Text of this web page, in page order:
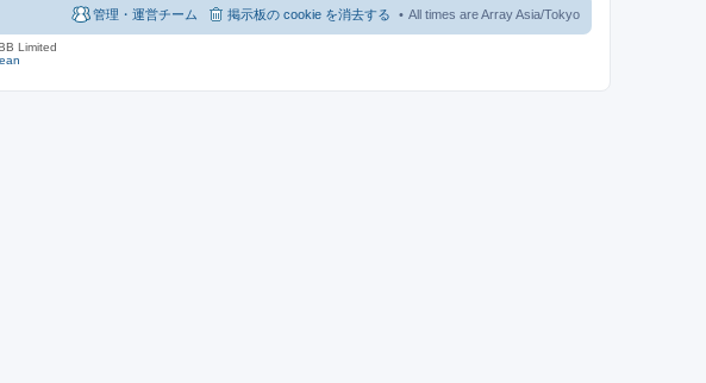
All times are Array Asia/Tokyo
掲示板の cookie を消去する
管理・運営チーム
Limited